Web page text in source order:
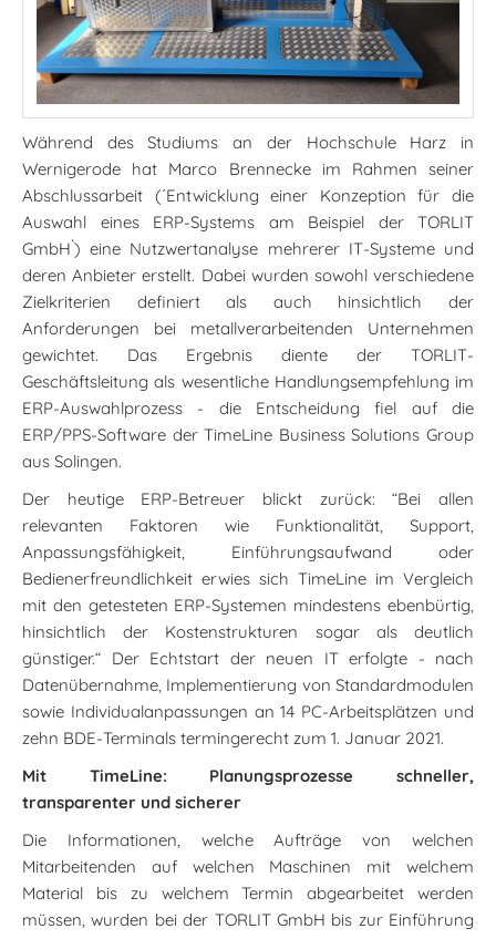
Während des Studiums an der Hochschule Harz in
Wernigerode hat Marco Brennecke im Rahmen seiner
Abschlussarbeit (´Entwicklung einer Konzeption für die
Auswahl eines ERP-Systems am Beispiel der TORLIT
GmbH`) eine Nutzwertanalyse mehrerer IT-Systeme und
deren Anbieter erstellt. Dabei wurden sowohl verschiedene
Zielkriterien definiert als auch hinsichtlich der
Anforderungen bei metallverarbeitenden Unternehmen
gewichtet. Das Ergebnis diente der TORLIT-
Geschäftsleitung als wesentliche Handlungsempfehlung im
ERP-Auswahlprozess - die Entscheidung fiel auf die
ERP/PPS-Software der TimeLine Business Solutions Group
aus Solingen.
Der heutige ERP-Betreuer blickt zurück: “Bei allen
relevanten Faktoren wie Funktionalität, Support,
Anpassungsfähigkeit, Einführungsaufwand oder
Bedienerfreundlichkeit erwies sich TimeLine im Vergleich
mit den getesteten ERP-Systemen mindestens ebenbürtig,
hinsichtlich der Kostenstrukturen sogar als deutlich
günstiger.“ Der Echtstart der neuen IT erfolgte - nach
Datenübernahme, Implementierung von Standardmodulen
sowie Individualanpassungen an 14 PC-Arbeitsplätzen und
zehn BDE-Terminals termingerecht zum 1. Januar 2021.
Mit TimeLine: Planungsprozesse schneller,
transparenter und sicherer
Die Informationen, welche Aufträge von welchen
Mitarbeitenden auf welchen Maschinen mit welchem
Material bis zu welchem Termin abgearbeitet werden
müssen, wurden bei der TORLIT GmbH bis zur Einführung